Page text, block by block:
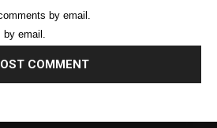
by email.
email.